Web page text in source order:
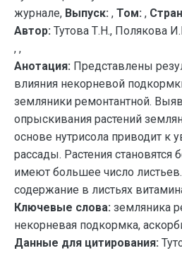
журнале, Выпуск: , Том: ,
Автор: Тутова Т.Н., Полякова
, ,
Анотация: Представлены
влияния некорневой
земляники ремонтантной.
опрыскивания растений
основе нутрисола приводит к
рассады. Растения
имеют большее число
содержание в листьях
Ключевые слова: земляника
некорневая подкормка,
Данные для цитирования: